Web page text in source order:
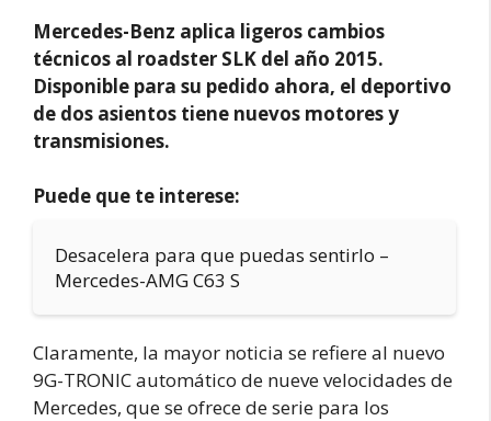
Mercedes-Benz aplica ligeros cambios
técnicos al roadster SLK del año 2015.
Disponible para su pedido ahora, el deportivo
de dos asientos tiene nuevos motores y
transmisiones.
Puede que te interese:
Desacelera para que puedas sentirlo –
Mercedes-AMG C63 S
Claramente, la mayor noticia se refiere al nuevo
9G-TRONIC automático de nueve velocidades de
Mercedes, que se ofrece de serie para los